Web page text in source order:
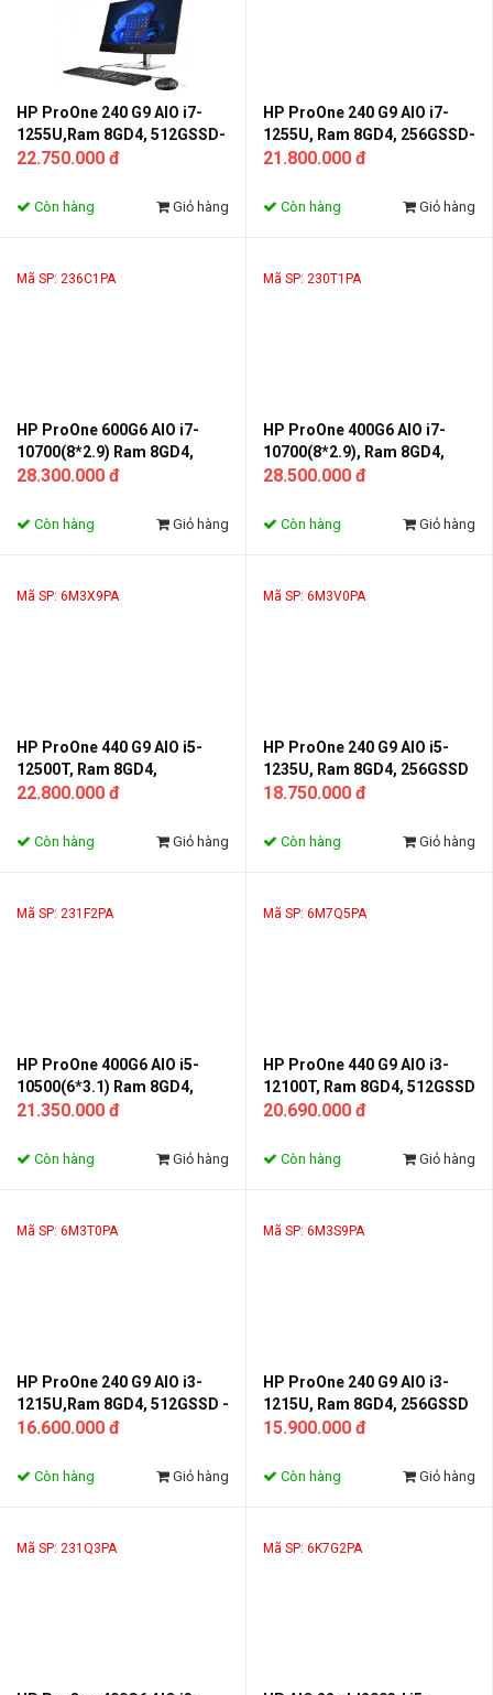
HP ProOne 240 G9 AIO i7-
1255U,Ram 8GD4, 512GSSD-
Monitor 23.8FHD IPS
22.750.000 đ
Còn hàng Giỏ hàng
HP ProOne 240 G9 AIO i7-
1255U, Ram 8GD4, 256GSSD-
Monitor 23.8FHD IPS
21.800.000 đ
Còn hàng Giỏ hàng
Mã SP: 236C1PA
HP ProOne 600G6 AIO i7-
10700(8*2.9) Ram 8GD4,
512GSSD -Monitor 21.5FHD
28.300.000 đ
Còn hàng Giỏ hàng
Mã SP: 230T1PA
HP ProOne 400G6 AIO i7-
10700(8*2.9), Ram 8GD4,
512GSSD - Monitor
28.500.000 đ
Còn hàng Giỏ hàng
Mã SP: 6M3X9PA
HP ProOne 440 G9 AIO i5-
12500T, Ram 8GD4,
512GSSD, Monitor 23.8FHDT,
22.800.000 đ
Còn hàng Giỏ hàng
Mã SP: 6M3V0PA
HP ProOne 240 G9 AIO i5-
1235U, Ram 8GD4, 256GSSD
-Monitor 23.8FHD
18.750.000 đ
Còn hàng Giỏ hàng
Mã SP: 231F2PA
HP ProOne 400G6 AIO i5-
10500(6*3.1) Ram 8GD4,
256GSSD - Monitor
21.350.000 đ
Còn hàng Giỏ hàng
Mã SP: 6M7Q5PA
HP ProOne 440 G9 AIO i3-
12100T, Ram 8GD4, 512GSSD
- Monitor 23.8FHD
20.690.000 đ
Còn hàng Giỏ hàng
Mã SP: 6M3T0PA
HP ProOne 240 G9 AIO i3-
1215U,Ram 8GD4, 512GSSD -
Monitor 23.8FHD IPS
16.600.000 đ
Còn hàng Giỏ hàng
Mã SP: 6M3S9PA
HP ProOne 240 G9 AIO i3-
1215U, Ram 8GD4, 256GSSD
- Monitor 23.8FHD IPS
15.900.000 đ
Còn hàng Giỏ hàng
Mã SP: 231Q3PA Mã SP: 6K7G2PA